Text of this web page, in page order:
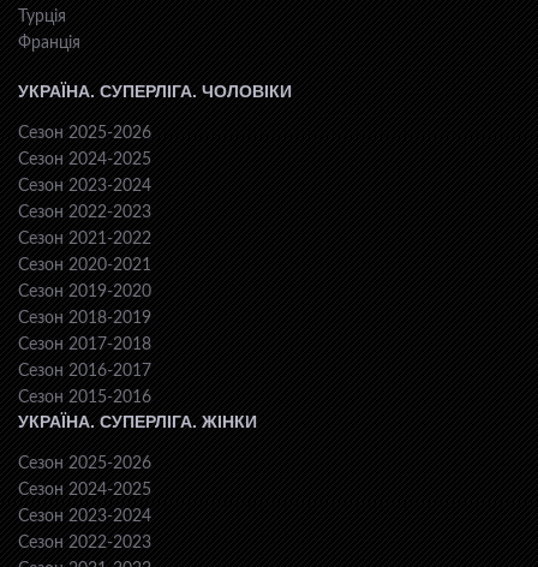
Турція
Франція
УКРАЇНА. СУПЕРЛІГА. ЧОЛОВІКИ
Сезон 2025-2026
Сезон 2024-2025
Сезон 2023-2024
Сезон 2022-2023
Сезон 2021-2022
Сезон 2020-2021
Сезон 2019-2020
Сезон 2018-2019
Сезон 2017-2018
Сезон 2016-2017
Сезон 2015-2016
УКРАЇНА. СУПЕРЛІГА. ЖІНКИ
Сезон 2025-2026
Сезон 2024-2025
Сезон 2023-2024
Сезон 2022-2023